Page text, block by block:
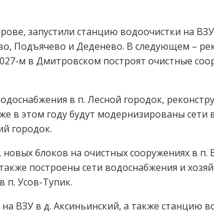
запустили станцию водоочистки на ВЗУ
Подъячево и Деденево. В следующем –
м в Дмитровском построят очистные
в п. Лесной городок,
в этом году будут модернизированы сети
городок.
блоков на очистных сооружениях в
построены сети водоснабжения и
п. Усов-Тупик.
ВЗУ в д. Аксиньинский, а также станцию